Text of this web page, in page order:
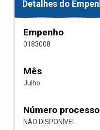
Detalhes do
Empenho
0183008
Mês
Julho
Número
NÃO DISPONÍVEL